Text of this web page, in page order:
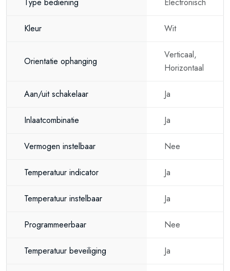
Kleur Wit
Orientatie ophanging
Verticaal,
Horizontaal
Aan/uit schakelaar Ja
Inlaatcombinatie Ja
Vermogen instelbaar Nee
Temperatuur indicator Ja
Temperatuur instelbaar Ja
Programmeerbaar Nee
Temperatuur beveiliging Ja